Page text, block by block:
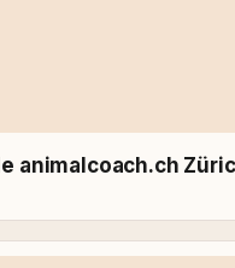
animalcoach.ch